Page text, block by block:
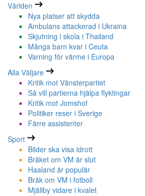
Världen
Nya platser att skydda
Ambulans attackerad i Ukraina
Skjutning i skola i Thailand
Många barn kvar i Ceuta
Varning för värme i Europa
Alla Väljare
Kritik mot Vänsterpartiet
Så vill partierna hjälpa flyktingar
Kritik mot Jomshof
Politiker reser i Sverige
Färre assistenter
Sport
Bilder ska visa idrott
Bråket om VM är slut
Haaland är populär
Bråk om VM i fotboll
Mjällby vidare i kvalet